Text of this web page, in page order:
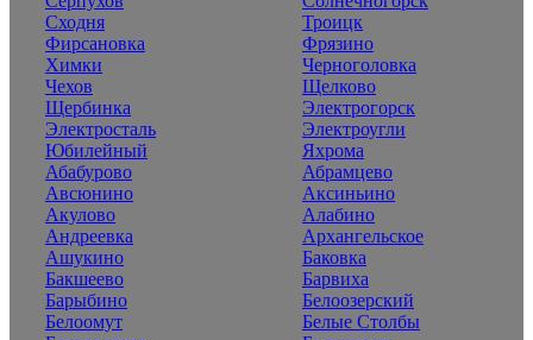
Сходня
Троицк
Фирсановка
Фрязино
Химки
Черноголовка
Чехов
Щелково
Щербинка
Электрогорск
Электросталь
Электроугли
Юбилейный
Яхрома
Абабурово
Абрамцево
Авсюнино
Аксиньино
Акулово
Алабино
Андреевка
Архангельское
Ашукино
Баковка
Бакшеево
Барвиха
Барыбино
Белоозерский
Белоомут
Белые Столбы